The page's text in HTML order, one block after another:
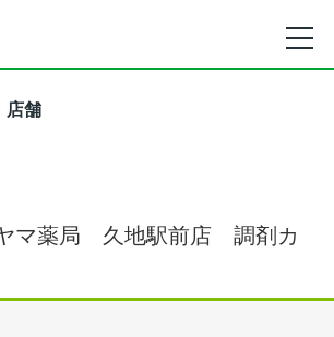
店舗
マ薬局 久地駅前店 調剤カ